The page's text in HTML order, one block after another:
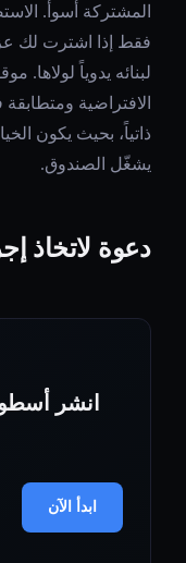
المشتركة أسوأ.
فقط إذا اشترت لك
لبنائه يدوياً لولاها.
الافتراضية
ذاتياً، بحيث يكون
يشغّل الصندوق.
دعوة لاتخاذ
انشر
ابدأ الآن